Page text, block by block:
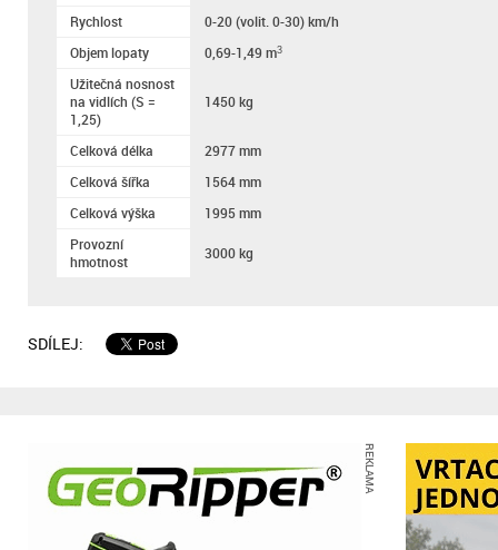
Rychlost
0-20 (volit. 0-30) km/h
Objem lopaty
0,69-1,49 m3
Užitečná nosnost
na vidlích (S =
1,25)
1450 kg
Celková délka
2977 mm
Celková šířka
1564 mm
Celková výška
1995 mm
Provozní
hmotnost
3000 kg
SDÍLEJ:
REKLAMA